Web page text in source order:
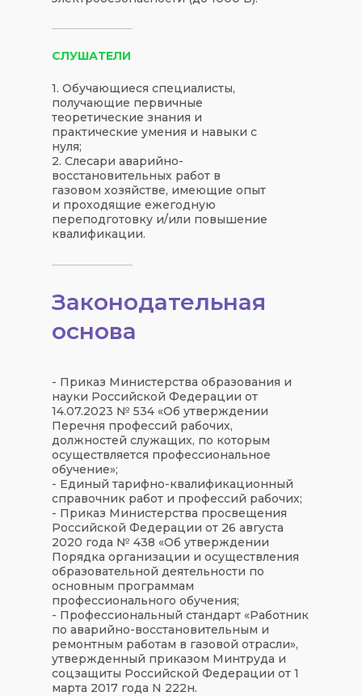
СЛУШАТЕЛИ
1. Обучающиеся специалисты,
получающие первичные
теоретические знания и
практические умения и навыки с
нуля;
2. Слесари аварийно-
восстановительных работ в
газовом хозяйстве, имеющие опыт
и проходящие ежегодную
переподготовку и/или повышение
квалификации.
Законодательная
основа
- Приказ Министерства образования и
науки Российской Федерации от
14.07.2023 № 534 «Об утверждении
Перечня профессий рабочих,
должностей служащих, по которым
осуществляется профессиональное
обучение»;
- Единый тарифно-квалификационный
справочник работ и профессий рабочих;
- Приказ Министерства просвещения
Российской Федерации от 26 августа
2020 года № 438 «Об утверждении
Порядка организации и осуществления
образовательной деятельности по
основным программам
профессионального обучения;
- Профессиональный стандарт «Работник
по аварийно-восстановительным и
ремонтным работам в газовой отрасли»,
утвержденный приказом Минтруда и
соцзащиты Российской Федерации от 1
марта 2017 года N 222н.